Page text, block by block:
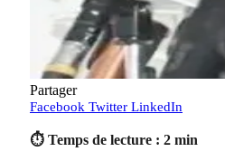
Partager
Facebook Twitter LinkedIn
⏱ Temps de lecture : 2 min